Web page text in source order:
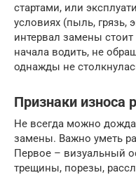
стартами, или
условиях (пыль, грязь,
интервал замены стоит
начала водить, не
однажды не
Признаки износа
Не всегда можно
замены. Важно уметь
Первое – визуальный
трещины, порезы,